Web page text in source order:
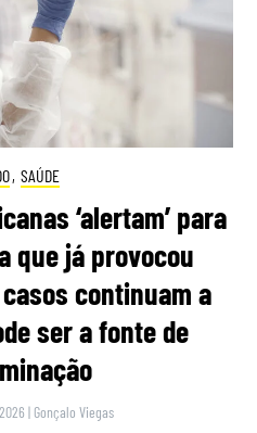
, SAÚDE
‘alertam’ para
que já provocou
continuam a
ser a fonte de
| Gonçalo Viegas